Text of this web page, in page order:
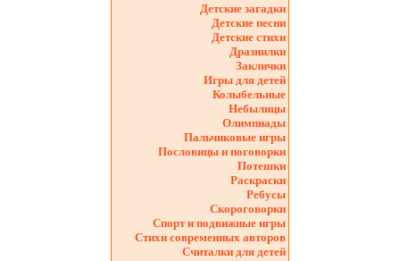
Детские загадки
Детские песни
Детские стихи
Дразнилки
Заклички
Игры для детей
Колыбельные
Небылицы
Олимпиады
Пальчиковые игры
Пословицы и поговорки
Потешки
Раскраски
Ребусы
Скороговорки
Спорт и подвижные игры
Стихи современных авторов
Считалки для детей